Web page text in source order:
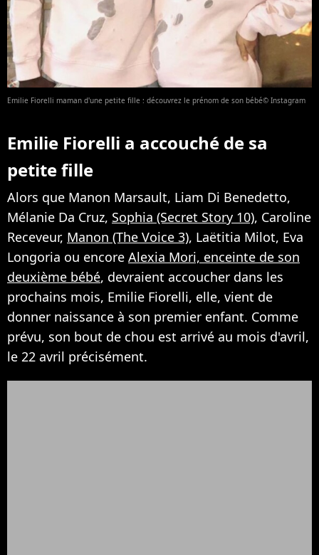
Emilie Fiorelli maman d'une petite fille : découvrez le prénom de son bébé© Instagram
Emilie Fiorelli a accouché de sa
petite fille
Alors que Manon Marsault, Liam Di Benedetto,
Mélanie Da Cruz, Sophia (Secret Story 10), Caroline
Receveur, Manon (The Voice 3), Laëtitia Milot, Eva
Longoria ou encore Alexia Mori, enceinte de son
deuxième bébé, devraient accoucher dans les
prochains mois, Emilie Fiorelli, elle, vient de
donner naissance à son premier enfant. Comme
prévu, son bout de chou est arrivé au mois d'avril,
le 22 avril précisément.